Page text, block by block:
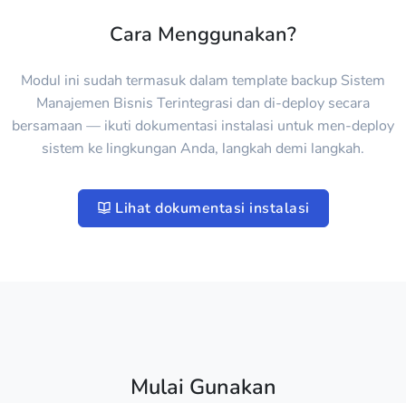
Cara Menggunakan?
Modul ini sudah termasuk dalam template backup Sistem
Manajemen Bisnis Terintegrasi dan di-deploy secara
bersamaan — ikuti dokumentasi instalasi untuk men-deploy
sistem ke lingkungan Anda, langkah demi langkah.
Lihat dokumentasi instalasi
Mulai Gunakan